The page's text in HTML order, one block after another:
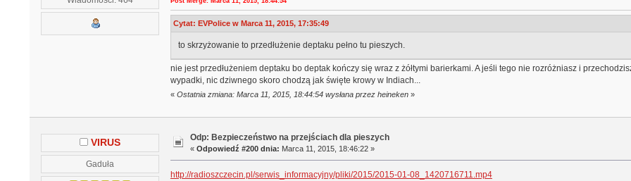
Cytat: EVPolice w Marca 11, 2015, 17:35:49
to skrzyżowanie to przedłużenie deptaku pełno tu pieszych.
nie jest przedłużeniem deptaku bo deptak kończy się wraz z żółtymi barierkami. A jeśli tego nie rozróżniasz i
wypadki, nic dziwnego skoro chodzą jak święte krowy w Indiach...
« Ostatnia zmiana: Marca 11, 2015, 18:44:54 wysłana przez heineken»
VIRUS
Gaduła
Odp: Bezpieczeństwo na przejściach dla pieszych
«Odpowiedź #200 dnia: Marca 11, 2015, 18:46:22 »
http://radioszczecin.pl/serwis_informacyjny/pliki/2015/2015-01-08_1420716711.mp4